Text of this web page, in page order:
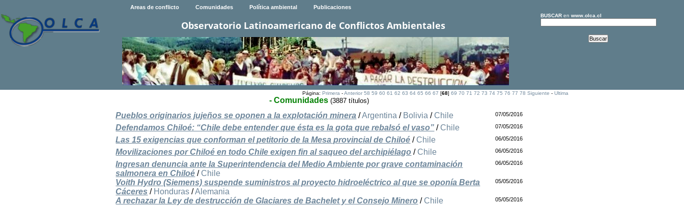
Areas de conflicto Comunidades Política ambiental Publicaciones
Observatorio Latinoamericano de Conflictos Ambientales
BUSCARen www.olca.cl
Página: Primera-Anterior 58 59 60 61 62 63 64 65 66 67 [68] 69 70 71 72 73 74 75 76 77 78 Siguiente - Ultima
- Comunidades (3887 títulos)
Pueblos originarios jujeños se oponen a la explotación minera /Argentina / Bolivia / Chile 07/05/2016
Defendamos Chiloé: “Chile debe entender que ésta es la gota que rebalsó el vaso” / Chile 07/05/2016
Las 15 exigencias que conforman el petitorio de la Mesa provincial de Chiloé / Chile 06/05/2016
Movilizaciones por Chiloé en todo Chile exigen fin al saqueo del archipiélago / Chile 06/05/2016
Ingresan denuncia ante la Superintendencia del Medio Ambiente por grave contaminación
salmonera en Chiloé / Chile
06/05/2016
Voith Hydro (Siemens) suspende suministros al proyecto hidroeléctrico al que se oponía Berta
Cáceres / Honduras /Alemania
05/05/2016
A rechazar la Ley de destrucción de Glaciares de Bachelet y el Consejo Minero / Chile 05/05/2016